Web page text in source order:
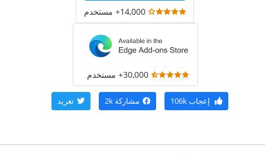
14,000+ مستخدم
30,000+ مستخدم
إعجاب106k مشاركة 2k تغريد